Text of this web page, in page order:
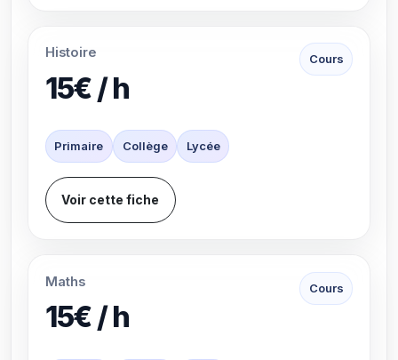
Histoire
15€ / h
Cours
Primaire Collège Lycée
Voir cette fiche
Maths
15€ / h
Cours